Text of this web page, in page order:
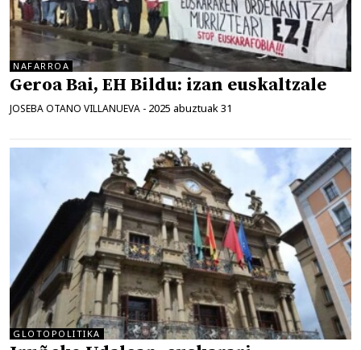
NAFARROA
Geroa Bai, EH Bildu: izan euskaltzale
JOSEBA OTANO VILLANUEVA - 2025 abuztuak 31
GLOTOPOLITIKA